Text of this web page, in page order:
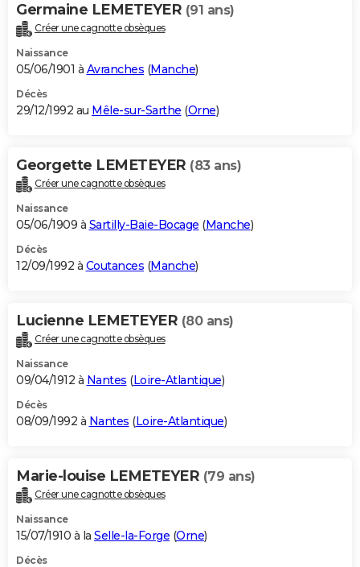
Germaine LEMETEYER (91 ans)
Créer une cagnotte obsèques
Naissance
05/06/1901 à Avranches (Manche)
Décès
29/12/1992 au Mêle-sur-Sarthe (Orne)
Georgette LEMETEYER (83 ans)
Créer une cagnotte obsèques
Naissance
05/06/1909 à Sartilly-Baie-Bocage (Manche)
Décès
12/09/1992 à Coutances (Manche)
Lucienne LEMETEYER (80 ans)
Créer une cagnotte obsèques
Naissance
09/04/1912 à Nantes (Loire-Atlantique)
Décès
08/09/1992 à Nantes (Loire-Atlantique)
Marie-louise LEMETEYER (79 ans)
Créer une cagnotte obsèques
Naissance
15/07/1910 à la Selle-la-Forge (Orne)
Décès